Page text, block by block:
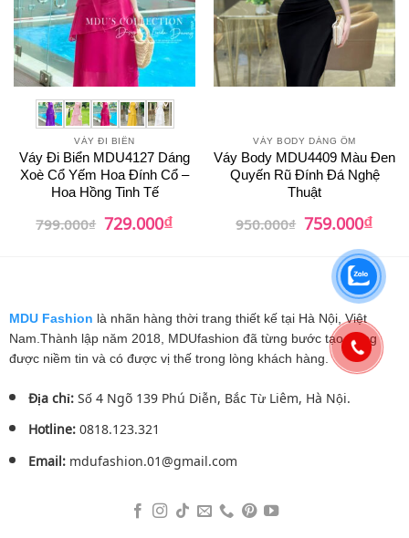
VÁY ĐI BIỂN
Váy Đi Biển MDU4127 Dáng
Xoè Cổ Yếm Hoa Đính Cổ –
Hoa Hồng Tinh Tế
799.000₫ Giá
gốc
729.000₫Giá
hiện
VÁY BODY DÁNG ÔM
Váy Body MDU4409 Màu Đen
Quyến Rũ Đính Đá Nghệ
Thuật
950.000₫ Giá
gốc
950.000₫.
759.000₫Giá
hiện
là:
MDU Fashion là nhãn hàng thời trang thiết kế tại Hà Nội, Việt
Nam.Thành lập năm 2018, MDUfashion đã từng bước tạo dựng
được niềm tin và có được vị thế trong lòng khách hàng.
Địa chỉ:Số 4 Ngõ 139 Phú Diễn, Bắc Từ Liêm, Hà Nội.
Hotline:0818.123.321
Email:mdufashion.01@gmail.com